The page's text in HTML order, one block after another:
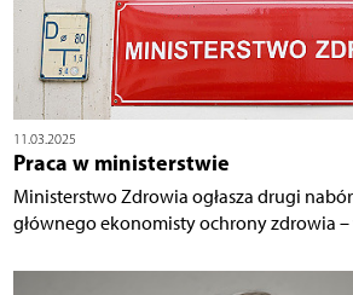
11.03.2025
Praca w ministerstwie
Ministerstwo Zdrowia ogłasza drugi
głównego ekonomisty ochrony zdrowia –